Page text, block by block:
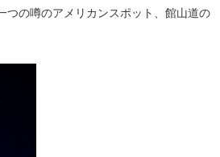
つの噂のアメリカンスポット、館山道の